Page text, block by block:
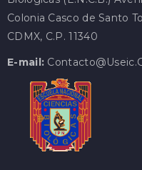
Colonia Casco de Santo
CDMX, C.P. 11340
E-mail: